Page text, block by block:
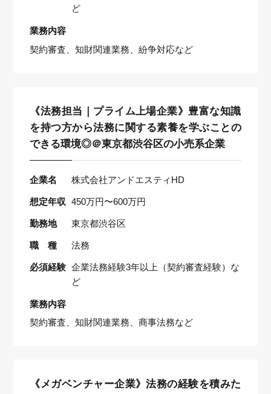
ど
業務内容
契約審査、知財関連業務、紛争対応など
《法務担当｜プライム上場企業》豊富な知識
を持つ方から法務に関する素養を学ぶことの
できる環境◎＠東京都渋谷区の小売系企業
企業名 株式会社アンドエスティHD
想定年収 450万円〜600万円
勤務地 東京都渋谷区
職 種 法務
必須経験 企業法務経験3年以上（契約審査経験）な
ど
業務内容
契約審査、知財関連業務、商事法務など
《メガベンチャー企業》法務の経験を積みた